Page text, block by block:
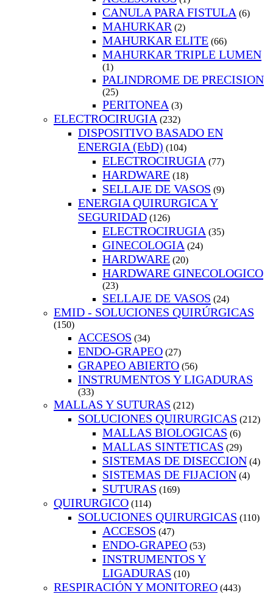
CANULA PARA FISTULA (6)
MAHURKAR (2)
MAHURKAR ELITE (66)
MAHURKAR TRIPLE LUMEN
(1)
PALINDROME DE PRECISION
(25)
PERITONEA (3)
ELECTROCIRUGIA (232)
DISPOSITIVO BASADO EN
ENERGIA (EbD) (104)
ELECTROCIRUGIA (77)
HARDWARE (18)
SELLAJE DE VASOS (9)
ENERGIA QUIRURGICA Y
SEGURIDAD (126)
ELECTROCIRUGIA (35)
GINECOLOGIA (24)
HARDWARE (20)
HARDWARE GINECOLOGICO
(23)
SELLAJE DE VASOS (24)
EMID - SOLUCIONES QUIRÚRGICAS
(150)
ACCESOS (34)
ENDO-GRAPEO (27)
GRAPEO ABIERTO (56)
INSTRUMENTOS Y LIGADURAS
(33)
MALLAS Y SUTURAS (212)
SOLUCIONES QUIRURGICAS (212)
MALLAS BIOLOGICAS (6)
MALLAS SINTETICAS (29)
SISTEMAS DE DISECCION (4)
SISTEMAS DE FIJACION (4)
SUTURAS (169)
QUIRURGICO (114)
SOLUCIONES QUIRURGICAS (110)
ACCESOS (47)
ENDO-GRAPEO (53)
INSTRUMENTOS Y
LIGADURAS (10)
RESPIRACIÓN Y MONITOREO (443)